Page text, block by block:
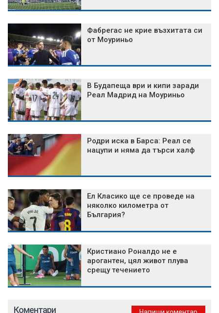
Фабрегас не крие възхитата си
от Моуриньо
В Будапеща ври и кипи заради
Реал Мадрид на Моуриньо
Родри иска в Барса: Реал се
нацупи и няма да търси халф
Ел Класико ще се проведе на
няколко километра от
България?
Кристиано Роналдо не е
арогантен, цял живот плува
срещу течението
Коментари